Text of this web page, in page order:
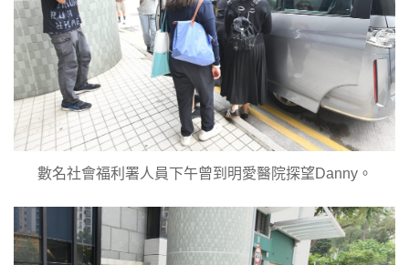
數名社會福利署人員下午曾到明愛醫院探望Danny。